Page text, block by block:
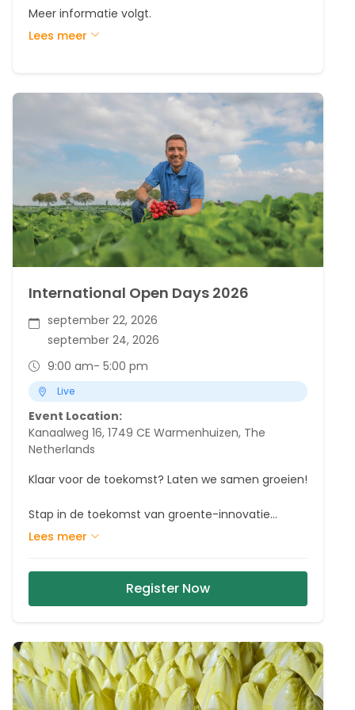
Meer informatie volgt.
Lees meer
International Open Days 2026
september 22, 2026
september 24, 2026
9:00 am- 5:00 pm
Live
Event Location:
Kanaalweg 16, 1749 CE Warmenhuizen, The
Netherlands
Klaar voor de toekomst? Laten we samen groeien!
Stap in de toekomst van groente-innovatie
tijdens de Hazera International Open Days 2026.
samenwerkingen en innovaties die de wereld van
morgen vormgeven.
Lees meer
Register Now